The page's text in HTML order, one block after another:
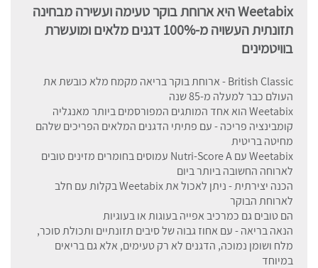
Weetabix היא ארוחת בוקר טעימה ועשירה מבחינה
תזונתית העשויה מ-100% דגנים מלאים ומועשרת
בוויטמינים
British Classic - ארוחת בוקר בריאה מקמח מלא כובשת את
העולם כבר למעלה מ-85 שנה
Weetabix הוא אחד המותגים המפורסמים ביותר מאנגליה
קומבינציה פריכה - עם פתיתי הדגנים המלאים הפריכים שלהם
מחיטה בריטית
Weetabix עם Nutri-Score A עמוסים בחומרים מזינים טובים
לארוחה החשובה ביותר ביום
הכנה יצירתית - ניתן לאכול את Weetabix בקלות עם חלב
לארוחת הבוקר
הם טובים גם כמרכיב אפייה בעוגות או בעוגיות
הנאה בריאה - עם אחוז גבוה של סיבים תזונתיים ותכולת סוכר,
מלח ושומן נמוכה, הדגנים לא רק טעימים, אלא גם בריאים
במיוחד